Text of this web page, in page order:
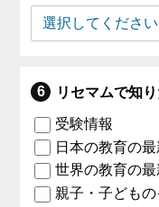
リセマムで知
受験情報
日本の教育の
世界の教育の最
親子・子ども